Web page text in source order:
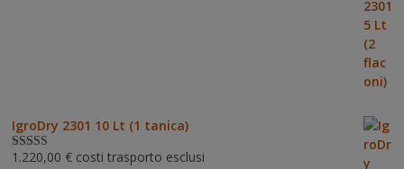
IgroDry 2301 10 Lt (1 tanica)
Valutato5.00
1.220,00 € costi trasporto esclusi